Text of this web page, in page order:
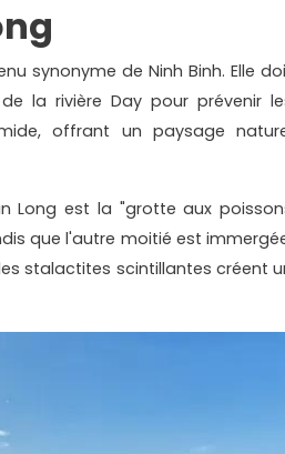
synonyme de Ninh Binh. Elle
la rivière Day pour prévenir
offrant un paysage
Long est la "grotte aux
que l'autre moitié est
stalactites scintillantes créent